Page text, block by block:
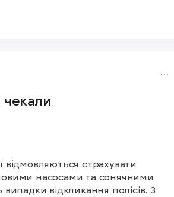
чекали
відмовляються страхувати
насосами та сонячними
відкликання полісів. З